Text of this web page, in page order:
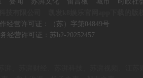
经营许可证：（苏）字第04849号
经营许可证：苏b2-20252457